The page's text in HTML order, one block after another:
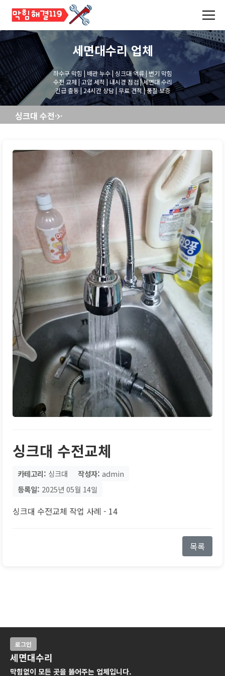
세면대수리업체
하수구 막힘 | 배관 누수 | 싱크대 역류 | 변기 막힘
수전 교체 | 고압 세척 | 내시경 점검 | 세면대 수리
긴급 출동 | 24시간 상담 | 무료 견적 | 품질 보증
싱크대 수전교체
싱크대 수전교체
카테고리: 싱크대 작성자: admin
등록일: 2025년 05월 14일
싱크대 수전교체 작업 사례 - 14
목록
로그인
세면대수리
막힘없이 모든 곳을 뚫어주는 업체입니다.